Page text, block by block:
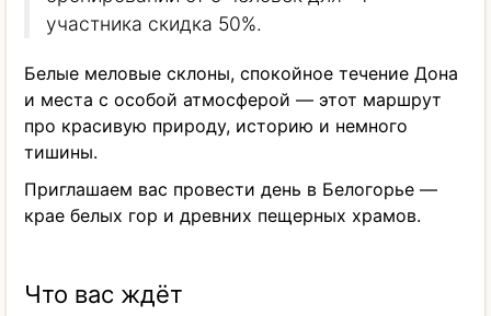
участника скидка 50%.
Белые меловые склоны, спокойное течение Дона
и места с особой атмосферой — этот маршрут
про красивую природу, историю и немного
тишины.
Приглашаем вас провести день в Белогорье —
крае белых гор и древних пещерных храмов.
Что вас ждёт